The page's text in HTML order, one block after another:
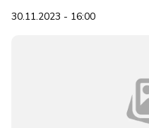
30.11.2023 - 16:00